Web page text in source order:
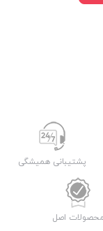
پشتیبانی همیشگی
محصولات اصل